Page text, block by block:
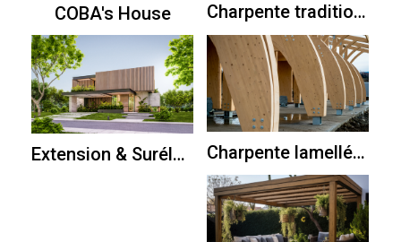
Charpente traditionnelle
COBA's House
En Savoir plus
Extension & Surélévation
En savoir plus
Charpente lamellé collé
En savoir plus